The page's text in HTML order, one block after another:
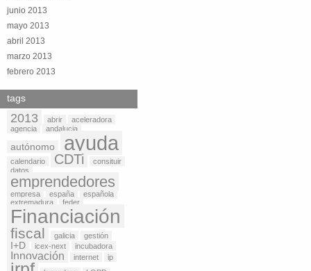
junio 2013
mayo 2013
abril 2013
marzo 2013
febrero 2013
tags
2013 abrir
aceleradora
agencia
andalucia
autónomo ayuda
calendario CDTi
consituir
datos
emprendedores
empresa españa
española
extremadura
feder
Financiación
fiscal galicia gestión
I+D icex-next incubadora
Innovación internet ip